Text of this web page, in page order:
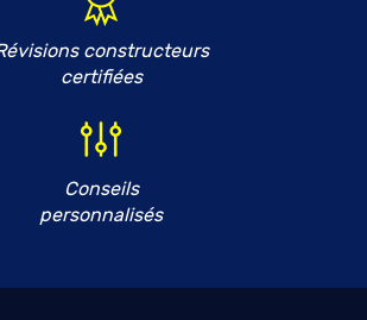
constructeurs
certifiées
Conseils
personnalisés